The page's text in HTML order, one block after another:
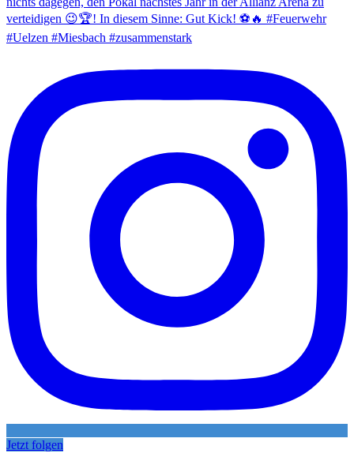
Jetzt folgen